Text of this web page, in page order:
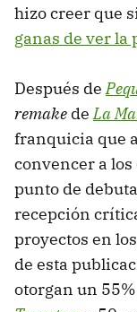
hizo creer que
ganas de ver la
Después de
remake deLa
franquicia que
convencer a
punto de
recepción
proyectos en
de esta
otorgan un